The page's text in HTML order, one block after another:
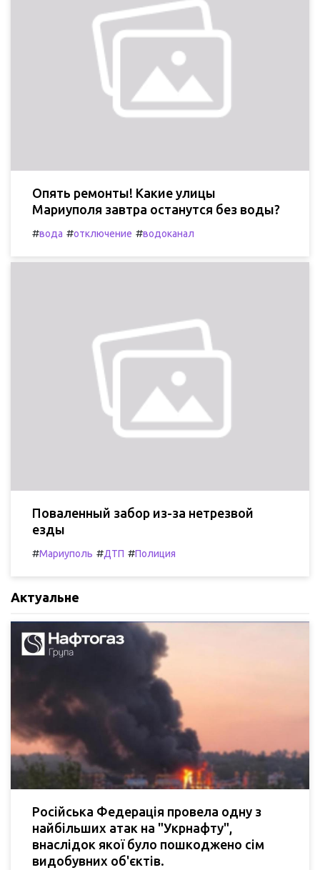
Опять ремонты! Какие улицы
Мариуполя завтра останутся без воды?
#вода #отключение #водоканал
Поваленный забор из-за нетрезвой
езды
#Мариуполь #ДТП #Полиция
Актуальне
Російська Федерація провела одну з
найбільших атак на "Укрнафту",
внаслідок якої було пошкоджено сім
видобувних об'єктів.